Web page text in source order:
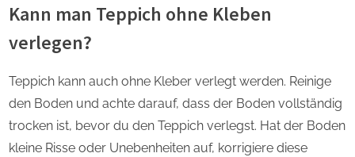
Kann man Teppich ohne Kleben
verlegen?
Teppich kann auch ohne Kleber verlegt werden. Reinige
den Boden und achte darauf, dass der Boden vollständig
trocken ist, bevor du den Teppich verlegst. Hat der Boden
kleine Risse oder Unebenheiten auf, korrigiere diese